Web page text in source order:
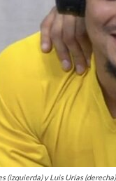
(izquierda) y Luis Urías